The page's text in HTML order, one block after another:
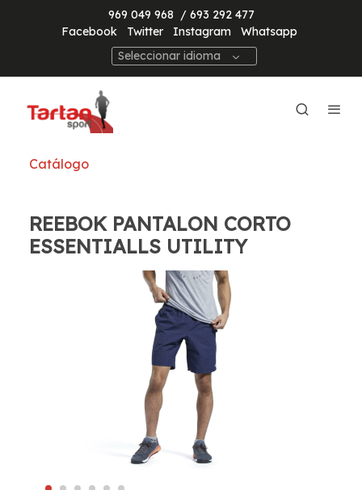
969 049 968 / 693 292 477
Facebook
Twitter Instagram
Whatsapp
Seleccionar idioma
Catálogo
REEBOK PANTALON CORTO
ESSENTIALLS UTILITY